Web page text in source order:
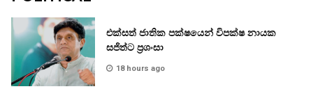
එක්සත් ජාතික පක්ෂයෙන් විපක්ෂ නායක
සජිත්ට ප්‍රශංසා
18 hours ago